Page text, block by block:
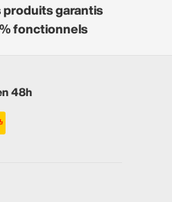
produits garantis
fonctionnels
48h